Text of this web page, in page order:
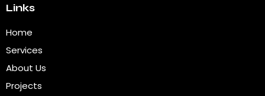
Links
Home
Services
About Us
Projects